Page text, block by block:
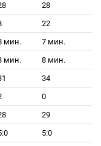
28
22
мин.
7 мин.
мин.
8 мин.
34
0
29
5:0